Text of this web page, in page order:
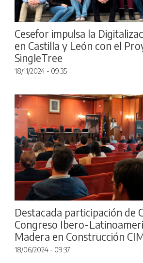
Cesefor impulsa la
en Castilla y León con el
SingleTree
18/11/2024 - 09:35
Destacada participación de
Congreso Ibero-
Madera en Construcción
18/06/2024 - 09:37